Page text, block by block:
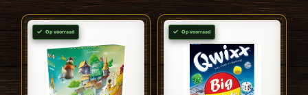
Op voorraad Op voorraad